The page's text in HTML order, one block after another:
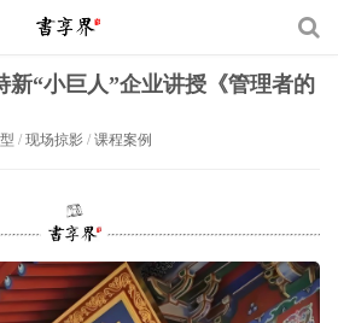
新“小巨人”企业讲授《管理者的
/ 现场掠影 / 课程案例